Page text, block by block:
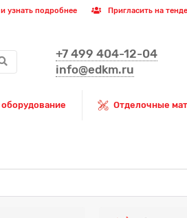
узнать подробнее Пригласить на
+7 499 404-12-04
info@edkm.ru
Отделочные